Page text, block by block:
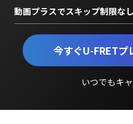
今すぐU-FRETプ
いつでもキ
動画プラスでスキップ制限なし